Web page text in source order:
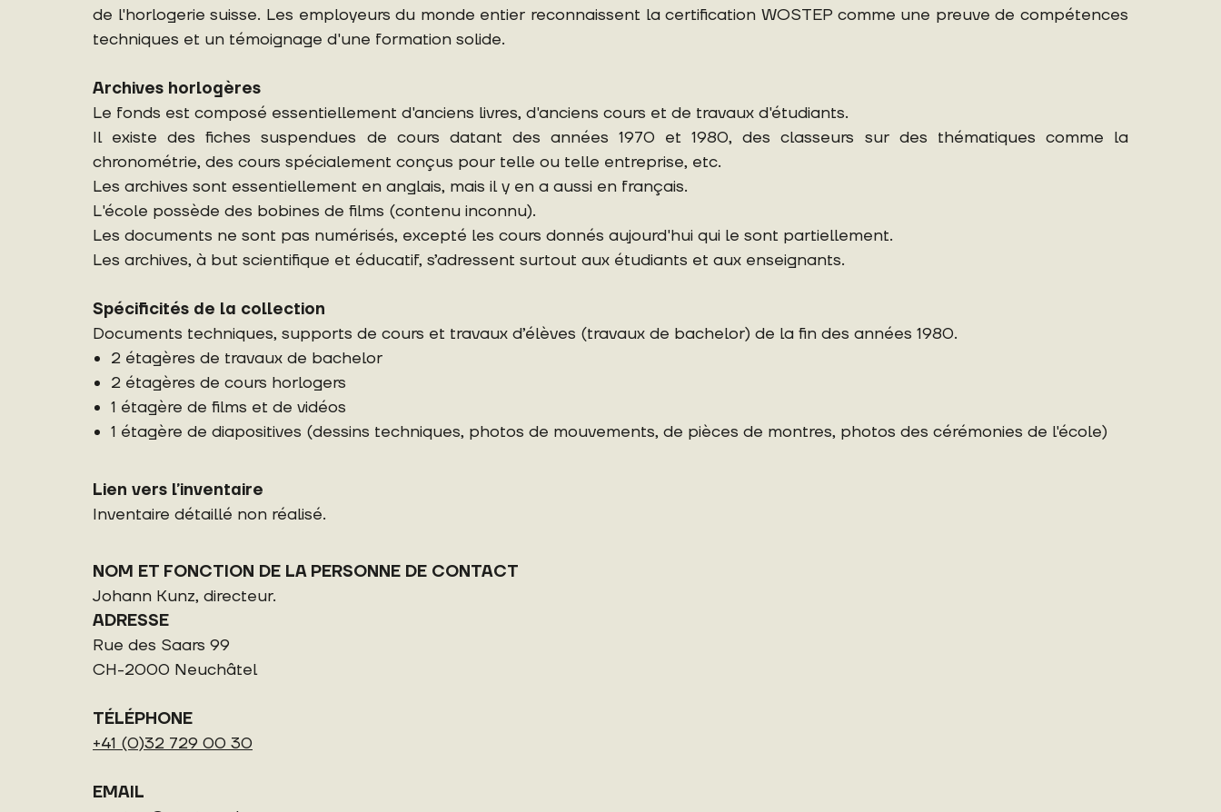
de l'horlogerie suisse. Les employeurs du monde entier reconnaissent la certification WOSTEP comme une preuve de compétences
techniques et un témoignage d'une formation solide.
Archives horlogères
Le fonds est composé essentiellement d'anciens livres, d'anciens cours et de travaux d'étudiants.
Il existe des fiches suspendues de cours datant des années 1970 et 1980, des classeurs sur des thématiques comme la
chronométrie, des cours spécialement conçus pour telle ou telle entreprise, etc.
Les archives sont essentiellement en anglais, mais il y en a aussi en français.
L'école possède des bobines de films (contenu inconnu).
Les documents ne sont pas numérisés, excepté les cours donnés aujourd'hui qui le sont partiellement.
Les archives, à but scientifique et éducatif, s’adressent surtout aux étudiants et aux enseignants.
Spécificités de la collection
Documents techniques, supports de cours et travaux d’élèves (travaux de bachelor) de la fin des années 1980.
2 étagères de travaux de bachelor
2 étagères de cours horlogers
1 étagère de films et de vidéos
1 étagère de diapositives (dessins techniques, photos de mouvements, de pièces de montres, photos des cérémonies de l'école)
Lien vers l’inventaire
Inventaire détaillé non réalisé.
NOM ET FONCTION DE LA PERSONNE DE CONTACT
Johann Kunz, directeur.
ADRESSE
Rue des Saars 99
CH-2000 Neuchâtel
TÉLÉPHONE
+41 (0)32 729 00 30
EMAIL